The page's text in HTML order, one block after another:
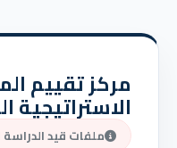
مركز تقييم
الاستراتيجية
ملفات قيد الدراسة